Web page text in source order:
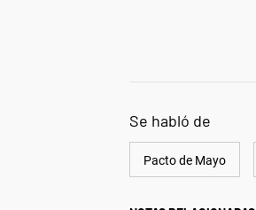
Se habló de
Pacto de Mayo